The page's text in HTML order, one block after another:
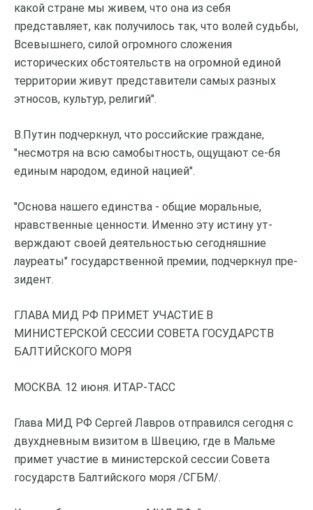
какой стране мы живем, что она из себя
представляет, как получилось так, что волей судьбы,
Всевышнего, силой огромного сложения
исторических обстоятельств на огромной единой
территории живут представители самых разных
этносов, культур, религий".
В.Путин подчеркнул, что российские граждане,
"несмотря на всю самобытность, ощущают се-бя
единым народом, единой нацией".
"Основа нашего единства - общие моральные,
нравственные ценности. Именно эту истину ут-
верждают своей деятельностью сегодняшние
лауреаты" государственной премии, подчеркнул пре-
зидент.
ГЛАВА МИД РФ ПРИМЕТ УЧАСТИЕ В
МИНИСТЕРСКОЙ СЕССИИ СОВЕТА ГОСУДАРСТВ
БАЛТИЙСКОГО МОРЯ
МОСКВА. 12 июня. ИТАР-ТАСС
Глава МИД РФ Сергей Лавров отправился сегодня с
двухдневным визитом в Швецию, где в Мальме
примет участие в министерской сессии Совета
государств Балтийского моря /СГБМ/.